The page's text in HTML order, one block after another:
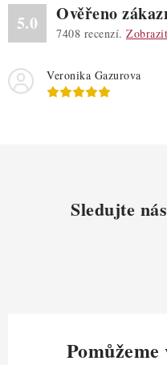
5.0 Ověřeno
7408 recenzí.
Veronika Gazurova
Sledujte